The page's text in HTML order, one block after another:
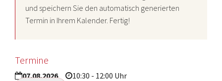
und speichern Sie den automatisch generierten
Termin in Ihrem Kalender. Fertig!
Termine
07.08.2026 10:30 - 12:00 Uhr